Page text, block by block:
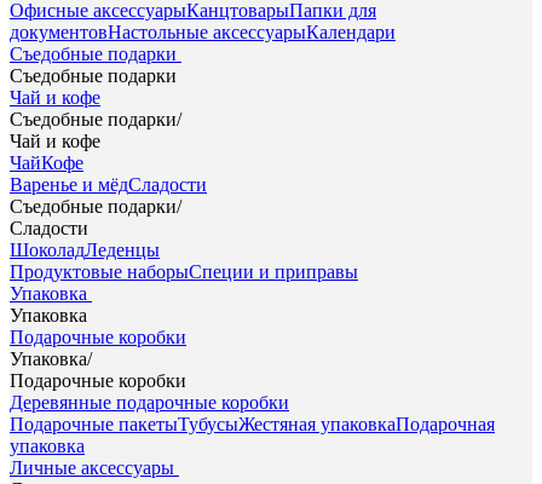
Офисные аксессуарыКанцтоварыПапки для
документовНастольные аксессуарыКалендари
Съедобные подарки
Съедобные подарки
Чай и кофе
Съедобные подарки/
Чай и кофе
ЧайКофе
Варенье и мёдСладости
Съедобные подарки/
Сладости
ШоколадЛеденцы
Продуктовые наборыСпеции и приправы
Упаковка
Упаковка
Подарочные коробки
Упаковка/
Подарочные коробки
Деревянные подарочные коробки
Подарочные пакетыТубусыЖестяная упаковкаПодарочная
упаковка
Личные аксессуары